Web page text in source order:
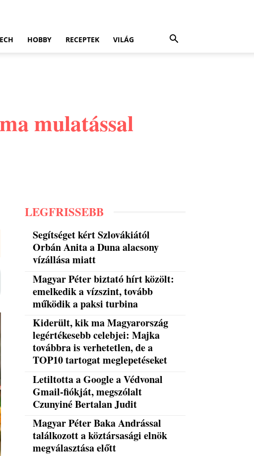
HOBBY RECEPTEK VILÁG
mulatással
LEGFRISSEBB
Segítséget kért Szlovákiától
Orbán Anita a Duna alacsony
vízállása miatt
Magyar Péter biztató hírt közölt:
emelkedik a vízszint, tovább
működik a paksi turbina
Kiderült, kik ma Magyarország
legértékesebb celebjei: Majka
továbbra is verhetetlen, de a
TOP10 tartogat meglepetéseket
Letiltotta a Google a Védvonal
Gmail-fiókját, megszólalt
Czunyiné Bertalan Judit
Magyar Péter Baka Andrással
találkozott a köztársasági elnök
megválasztása előtt